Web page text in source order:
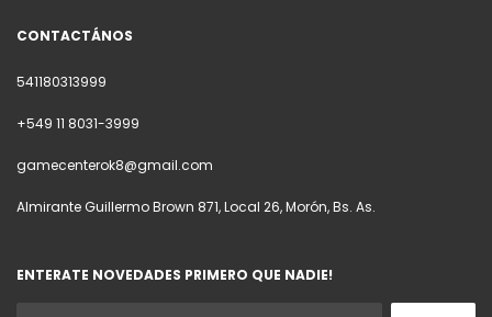
CONTACTÁNOS
541180313999
+549 11 8031-3999
gamecenterok8@gmail.com
Almirante Guillermo Brown 871, Local 26, Morón, Bs. As.
ENTERATE NOVEDADES PRIMERO QUE NADIE!